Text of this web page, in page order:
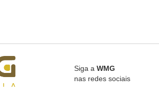
Siga a WMG
nas redes sociais